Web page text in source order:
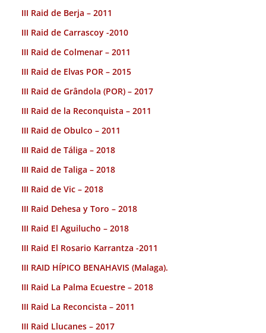
III Raid de Berja – 2011
III Raid de Carrascoy -2010
III Raid de Colmenar – 2011
III Raid de Elvas POR – 2015
III Raid de Grândola (POR) – 2017
III Raid de la Reconquista – 2011
III Raid de Obulco – 2011
III Raid de Táliga – 2018
III Raid de Taliga – 2018
III Raid de Vic – 2018
III Raid Dehesa y Toro – 2018
III Raid El Aguilucho – 2018
III Raid El Rosario Karrantza -2011
III RAID HÍPICO BENAHAVIS (Malaga).
III Raid La Palma Ecuestre – 2018
III Raid La Reconcista – 2011
III Raid Llucanes – 2017